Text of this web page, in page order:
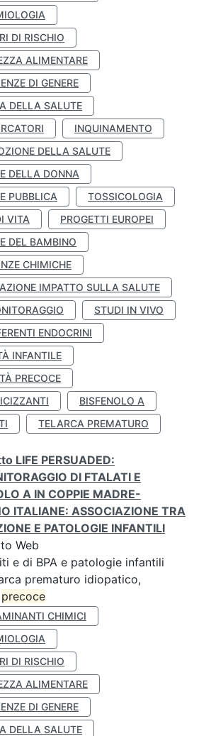
DI RISCHIO
ALIMENTARE
DI GENERE
DELLA SALUTE
INQUINAMENTO
DELLA SALUTE
DELLA DONNA
PUBBLICA
TOSSICOLOGIA
VITA
PROGETTI EUROPEI
DEL BAMBINO
CHIMICHE
IMPATTO SULLA SALUTE
STUDI IN VIVO
ENDOCRINI
INFANTILE
PRECOCE
BISFENOLO A
TELARCA PREMATURO
LIFE PERSUADED:
DI FTALATI E
A IN COPPIE MADRE-
ITALIANE: ASSOCIAZIONE TRA
E PATOLOGIE INFANTILI
Web
e di BPA e patologie infantili
prematuro idiopatico,
precoce
CHIMICI
DI RISCHIO
ALIMENTARE
DI GENERE
DELLA SALUTE